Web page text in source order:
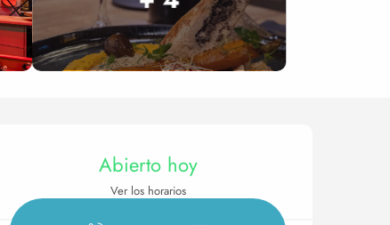
Horarios y datos de
Abierto hoy
Ver los horarios